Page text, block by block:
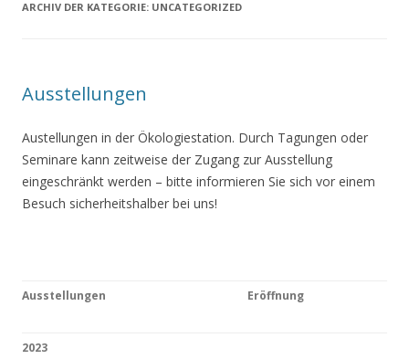
ARCHIV DER KATEGORIE: UNCATEGORIZED
Ausstellungen
Austellungen in der Ökologiestation. Durch Tagungen oder
Seminare kann zeitweise der Zugang zur Ausstellung
eingeschränkt werden – bitte informieren Sie sich vor einem
Besuch sicherheitshalber bei uns!
Ausstellungen Eröffnung
2023